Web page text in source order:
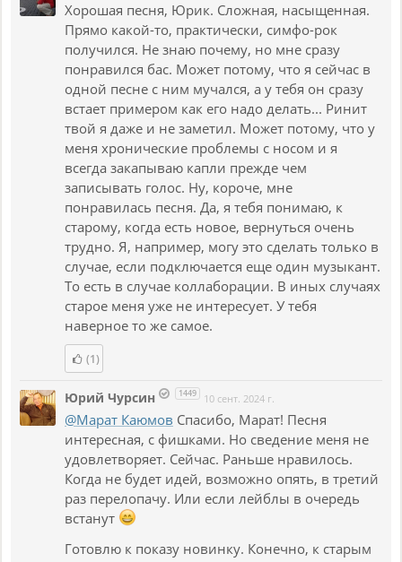
Хорошая песня, Юрик. Сложная, насыщенная.
Прямо какой-то, практически, симфо-рок
получился. Не знаю почему, но мне сразу
понравился бас. Может потому, что я сейчас в
одной песне с ним мучался, а у тебя он сразу
встает примером как его надо делать... Ринит
твой я даже и не заметил. Может потому, что у
меня хронические проблемы с носом и я
всегда закапываю капли прежде чем
записывать голос. Ну, короче, мне
понравилась песня. Да, я тебя понимаю, к
старому, когда есть новое, вернуться очень
трудно. Я, например, могу это сделать только в
случае, если подключается еще один музыкант.
То есть в случае коллаборации. В иных случаях
старое меня уже не интересует. У тебя
наверное то же самое.
(1)
Юрий Чурсин 1449 10 сент. 2024 г.
@Марат Каюмов Спасибо, Марат! Песня
интересная, с фишками. Но сведение меня не
удовлетворяет. Сейчас. Раньше нравилось.
Когда не будет идей, возможно опять, в третий
раз перелопачу. Или если лейблы в очередь
встанут
Готовлю к показу новинку. Конечно, к старым